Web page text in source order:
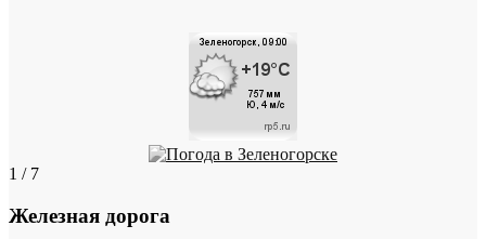
1 / 7
Железная дорога